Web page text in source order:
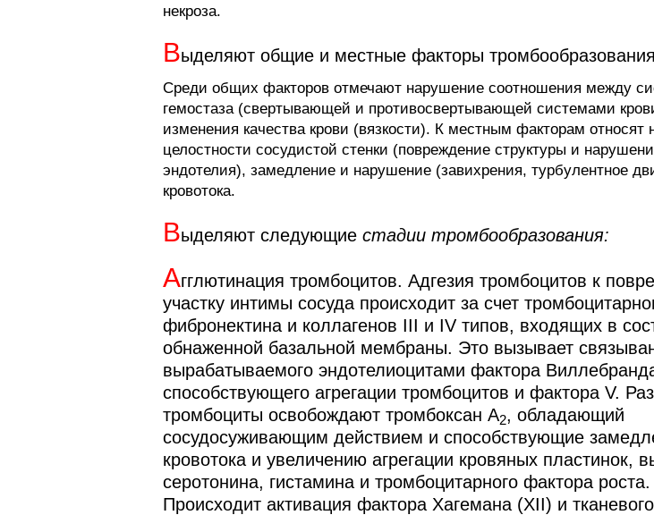
некроза.
Выделяют общие и местные факторы тромбообразования
Среди общих факторов отмечают нарушение соотношения между
гемостаза (свертывающей и противосвертывающей системами
изменения качества крови (вязкости). К местным факторам относят
целост­ности сосудистой стенки (повреждение структуры и
эндотелия), замедление и нарушение (завихрения, турбу­лентное
кровотока.
Выделяют следующие стадии тромбообразования:
Агглютинация тромбоцитов. Адгезия тромбоцитов к
участку интимы сосуда происходит за счет
фибронектина и коллагенов III и IV типов, входящих в
обнаженной базальной мембраны. Это вызывает
вырабатываемого эндотелиоцитами фактора
способствующего агрегации тромбоцитов и фактора V.
тромбоциты освобождают тромбоксан А2, обладающий
сосудосуживающим действием и способствую­щие
кровотока и увеличению агрегации кровяных пластинок,
серотонина, гистамина и тромбоцитарного фактора роста.
Происходит активация фактора Хагемана (XII) и